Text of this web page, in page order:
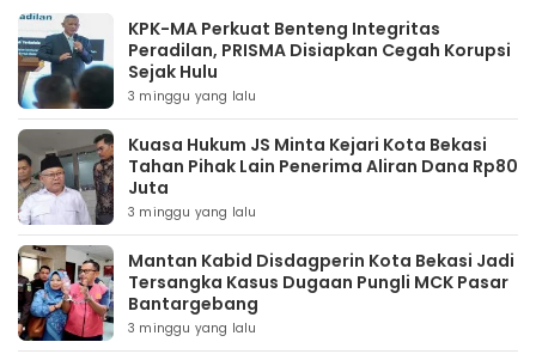
KPK-MA Perkuat Benteng Integritas
Peradilan, PRISMA Disiapkan Cegah Korupsi
Sejak Hulu
3 minggu yang lalu
Kuasa Hukum JS Minta Kejari Kota Bekasi
Tahan Pihak Lain Penerima Aliran Dana Rp80
Juta
3 minggu yang lalu
Mantan Kabid Disdagperin Kota Bekasi Jadi
Tersangka Kasus Dugaan Pungli MCK Pasar
Bantargebang
3 minggu yang lalu